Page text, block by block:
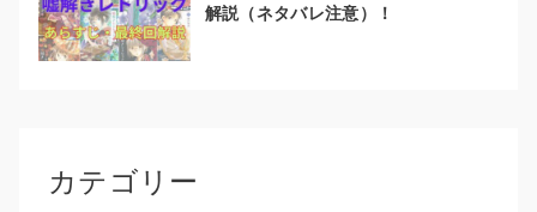
解説（ネタバレ注意）！
カテゴリー